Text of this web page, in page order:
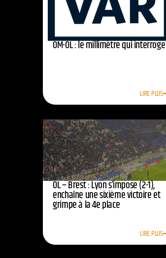
OM-OL : le millimètre qui interroge
LIRE PLUS
OL – Brest : Lyon s’impose (2-1),
enchaîne une sixième victoire et
grimpe à la 4e place
LIRE PLUS